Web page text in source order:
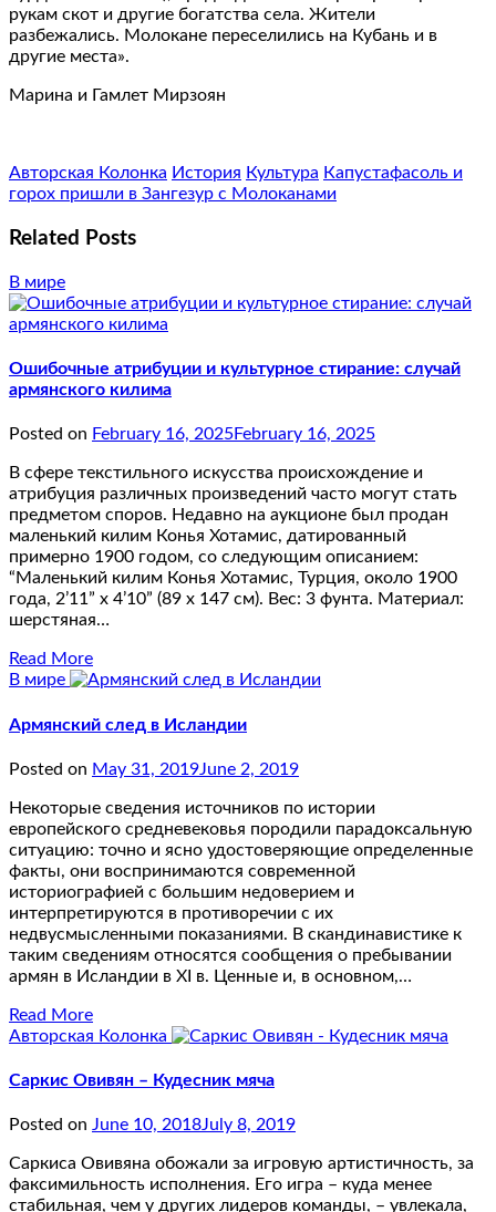
рукам скот и другие богатства села. Жители
разбежались. Молокане переселились на Кубань и в
другие места».
Марина и Гамлет Мирзоян
Авторская Колонка История Культура Капустафасоль и
горох пришли в Зангезур с Молоканами
Related Posts
В мире
Ошибочные атрибуции и культурное стирание: случай
армянского килима
Posted on February 16, 2025February 16, 2025
В сфере текстильного искусства происхождение и
атрибуция различных произведений часто могут стать
предметом споров. Недавно на аукционе был продан
маленький килим Конья Хотамис, датированный
примерно 1900 годом, со следующим описанием:
“Маленький килим Конья Хотамис, Турция, около 1900
года, 2’11” x 4’10” (89 x 147 см). Вес: 3 фунта. Материал:
шерстяная…
Read More
В мире
Армянский след в Исландии
Posted on May 31, 2019June 2, 2019
Некоторые сведения источников по истории
европейского средневековья породили парадоксальную
ситуацию: точно и ясно удостоверяющие определенные
факты, они воспринимаются современной
историографией с большим недоверием и
интерпретируются в противоречии с их
недвусмысленными показаниями. В скандинавистике к
таким сведениям относятся сообщения о пребывании
армян в Исландии в XI в. Ценные и, в основном,…
Read More
Авторская Колонка
Саркис Овивян – Кудесник мяча
Posted on June 10, 2018July 8, 2019
Саркиса Овивяна обожали за игровую артистичность, за
факсимильность исполнения. Его игра – куда менее
стабильная, чем у других лидеров команды, – увлекала,